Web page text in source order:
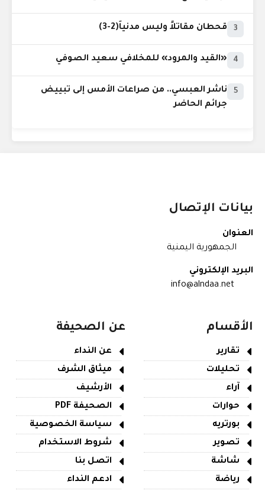
3 قحطان مقاتلاً وليس مدنياً(2-3)
4 «القيد والمرود» للمخلافي سعيد الصوفي
5
ناشر العبسي.. من صراعات الأمس إلى تبييض
جرائم الحاضر
بيانات الإتصال
العنوان
الجمهورية اليمنية
البريد الإلكتروني
info@alndaa.net
الأقسام
تقارير
تحليلات
آراء
حوارات
بورتريه
تصوير
شاشة
رياضة
عن الصحيفة
عن النداء
ميثاق الشرف
الأرشيف
الصحيفة PDF
سياسة الخصوصية
شروط الاستخدام
اتصل بنا
ادعم النداء